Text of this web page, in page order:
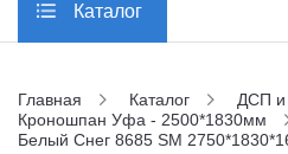
Статьи
Контакты
Каталог
Главная Каталог
ДСП
Кроношпан Уфа - 2500*1830мм
Белый Снег 8685 SM